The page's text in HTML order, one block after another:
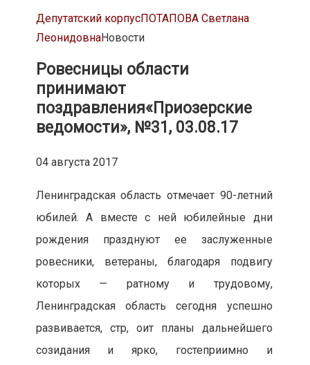
Депутатский корпусПОТАПОВА Светлана
ЛеонидовнаНовости
Ровесницы области
принимают
поздравления«Приозерские
ведомости», №31, 03.08.17
04 августа 2017
Ленинградская область отмечает 90-летний
юбилей. А вместе с ней юбилейные дни
рождения празднуют ее заслуженные
ровесники, ветераны, благодаря подвигу
которых — ратному и трудовому,
Ленинградская область сегодня успешно
развивается, стр, оит планы дальнейшего
созидания и ярко, гостеприимно и